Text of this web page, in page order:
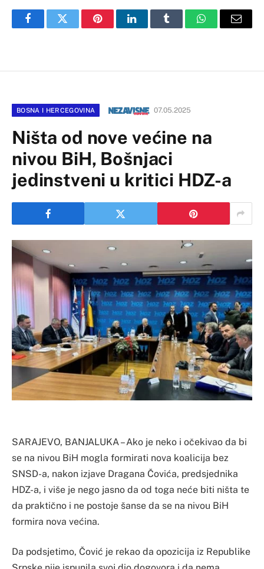
FacebookTwitter PinterestLinkedInTumblr WhatsAppEmail
BOSNA I HERCEGOVINA 07.05.2025
Ništa od nove većine na
nivou BiH, Bošnjaci
jedinstveni u kritici HDZ-a
SARAJEVO, BANJALUKA – Ako je neko i očekivao da bi
se na nivou BiH mogla formirati nova koalicija bez
SNSD-a, nakon izjave Dragana Čovića, predsjednika
HDZ-a, i više je nego jasno da od toga neće biti ništa te
da praktično i ne postoje šanse da se na nivou BiH
formira nova većina.
Da podsjetimo, Čović je rekao da opozicija iz Republike